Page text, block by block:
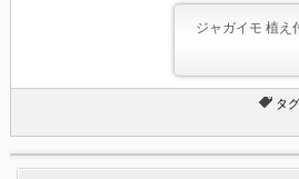
ジャガイモ 植え
タグ